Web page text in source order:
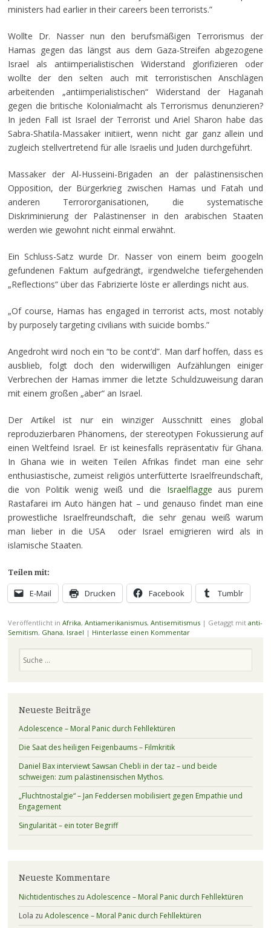
ministers had earlier in their careers been terrorists.”
Wollte Dr. Nasser nun den berufsmäßigen Terrorismus der
Hamas gegen das längst aus dem Gaza-Streifen abgezogene
Israel als antiimperialistischen Widerstand glorifizieren oder
wollte der den selten auch mit terroristischen Anschlägen
arbeitenden „antiimperialistischen“ Widerstand der Haganah
gegen die britische Kolonialmacht als Terrorismus denunzieren?
In jeden Fall ist Israel der Terrorist und Ariel Sharon habe das
Sabra-Shatila-Massaker initiiert, wenn nicht gar ganz allein und
zugleich stellvertretend für alle Israelis und Juden durchgeführt.
Massaker der Al-Husseini-Brigaden an der palästinensischen
Opposition, der Bürgerkrieg zwischen Hamas und Fatah und
anderen Terrororganisationen, die systematische
Diskriminierung der Palästinenser in den arabischen Staaten
werden wie gewohnt nicht einmal erwähnt.
Ein Schluss-Satz wurde Dr. Nasser von einem beim googeln
gefundenen Faktum aufgedrängt, irgendwelche tiefergehenden
„Reflections“ über das Fabrizierte löste er allerdings nicht aus.
„Of course, Hamas has engaged in terrorist acts, most notably
by purposely targeting civilians with suicide bombs.”
Angedroht wird noch ein “to be cont’d”. Man darf hoffen, dass es
ausblieb, folgt doch den widerwilligen Aufzählungen einiger
Verbrechen der Hamas immer die letzte Schuldzuweisung daran
mit einem großen „aber“ an Israel.
Der Artikel ist nur ein winziger Ausschnitt eines global
reproduzierbaren Phänomens, der stereotypen Fokussierung auf
einen Weltfeind Israel. Er ist keinesfalls repräsentativ für Ghana.
In Ghana wie in weiten Teilen Afrikas findet man eine sehr
enthusiastische, zumeist religiös unterfütterte Israelfreundschaft,
die von Politik wenig weiß und die Israelflagge aus purem
Rastafarei im Auto hängen hat – und genauso findet man eine
prowestliche Israelfreundschaft, die sehr genau weiß warum
man lieber in die USA oder Israel emigrieren wird als in
islamische Staaten.
Teilen mit:
E-Mail Drucken Facebook Tumblr
Veröffentlicht in Afrika, Antiamerikanismus, Antisemitismus | Getaggt mit anti-
Semitism, Ghana, Israel | Hinterlasse einen Kommentar
Neueste Beiträge
Adolescence – Moral Panic durch Fehllektüren
Die Saat des heiligen Feigenbaums – Filmkritik
Daniel Bax interviewt Sawsan Chebli in der taz – und beide
schweigen: zum palästinensischen Mythos.
„Fluchtnostalgie“ – Jan Feddersen mobilisiert gegen Empathie und
Engagement
Singularität – ein toter Begriff
Neueste Kommentare
Nichtidentischeszu Adolescence – Moral Panic durch Fehllektüren
Lola zu Adolescence – Moral Panic durch Fehllektüren